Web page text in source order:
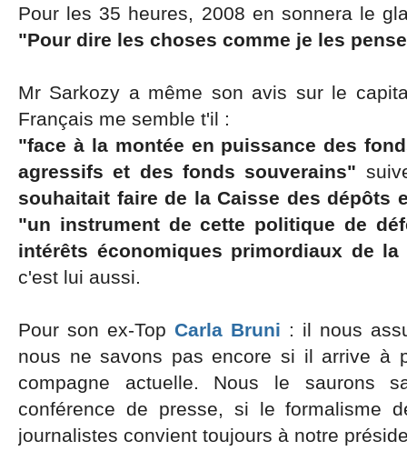
Pour les 35 heures, 2008 en sonnera le
"Pour dire les choses comme je les
Mr Sarkozy a même son avis sur le
Français me semble t'il :
"face à la montée en puissance des
agressifs et des fonds souverains"
souhaitait faire de la Caisse des dépôts
"un instrument de cette politique de
intérêts économiques primordiaux de la
c'est lui aussi.
Pour son ex-Top Carla Bruni : il nous
nous ne savons pas encore si il arrive à
compagne actuelle. Nous le saurons
conférence de presse, si le formalisme
journalistes convient toujours à notre